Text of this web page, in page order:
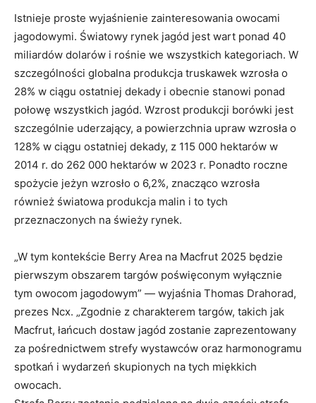
Istnieje proste wyjaśnienie zainteresowania owocami
jagodowymi. Światowy rynek jagód jest wart ponad 40
miliardów dolarów i rośnie we wszystkich kategoriach. W
szczególności globalna produkcja truskawek wzrosła o
28% w ciągu ostatniej dekady i obecnie stanowi ponad
połowę wszystkich jagód. Wzrost produkcji borówki jest
szczególnie uderzający, a powierzchnia upraw wzrosła o
128% w ciągu ostatniej dekady, z 115 000 hektarów w
2014 r. do 262 000 hektarów w 2023 r. Ponadto roczne
spożycie jeżyn wzrosło o 6,2%, znacząco wzrosła
również światowa produkcja malin i to tych
przeznaczonych na świeży rynek.
„W tym kontekście Berry Area na Macfrut 2025 będzie
pierwszym obszarem targów poświęconym wyłącznie
tym owocom jagodowym” — wyjaśnia Thomas Drahorad,
prezes Ncx. „Zgodnie z charakterem targów, takich jak
Macfrut, łańcuch dostaw jagód zostanie zaprezentowany
za pośrednictwem strefy wystawców oraz harmonogramu
spotkań i wydarzeń skupionych na tych miękkich
owocach.